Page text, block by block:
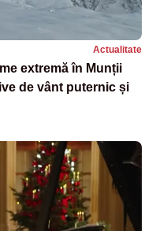
Actualitate
extremă în Munții
de vânt puternic și